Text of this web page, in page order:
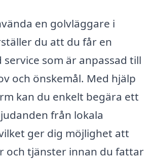
en golvläggare i
du att du får en
som är anpassad till
och önskemål. Med hjälp
kan du enkelt begära ett
från lokala
ger dig möjlighet att
och tjänster innan du fattar